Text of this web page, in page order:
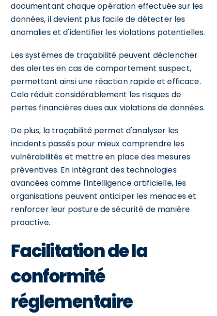
documentant chaque opération effectuée sur les
données, il devient plus facile de détecter les
anomalies et d'identifier les violations potentielles.
Les systèmes de traçabilité peuvent déclencher
des alertes en cas de comportement suspect,
permettant ainsi une réaction rapide et efficace.
Cela réduit considérablement les risques de
pertes financières dues aux violations de données.
De plus, la traçabilité permet d'analyser les
incidents passés pour mieux comprendre les
vulnérabilités et mettre en place des mesures
préventives. En intégrant des technologies
avancées comme l'intelligence artificielle, les
organisations peuvent anticiper les menaces et
renforcer leur posture de sécurité de manière
proactive.
Facilitation de la
conformité
réglementaire